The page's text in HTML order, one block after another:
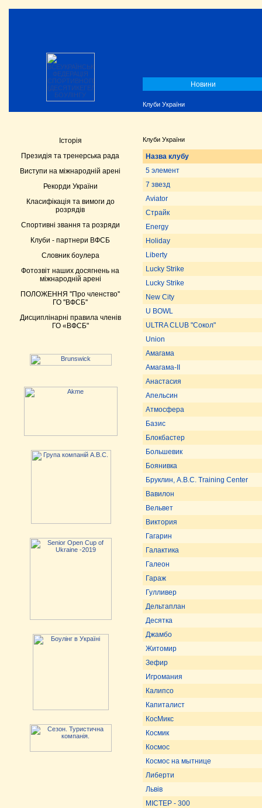
Новини
Клуби України
Історія
Президія та тренерська рада
Виступи на міжнародній арені
Рекорди України
Класифікація та вимоги до
розрядів
Спортивні звання та розряди
Клуби - партнери ВФСБ
Словник боулера
Фотозвіт наших досягнень на
міжнародній арені
ПОЛОЖЕННЯ ''Про членство''
ГО ''ВФСБ''
Дисциплінарні правила членів
ГО «ВФСБ"
Клуби України
Назва клубу
5 элемент
7 звезд
Aviator
Cтрайк
Energy
Holiday
Liberty
Lucky Strike
Lucky Strike
New City
U BOWL
ULTRA CLUВ "Сокол"
Union
Амагама
Амагама-II
Анастасия
Апельсин
Атмосфера
Базис
Блокбастер
Большевик
Боянивка
Бруклин, A.B.C. Training Center
Вавилон
Вельвет
Виктория
Гагарин
Галактика
Галеон
Гараж
Гулливер
Дельтаплан
Десятка
Джамбо
Житомир
Зефир
Игромания
Калипсо
Капиталист
КосМикс
Космик
Космос
Космос на мытнице
Либерти
Львів
МІСТЕР - 300